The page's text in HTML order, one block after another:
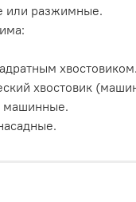
или разжимные.
хвостовиком.
хвостовик
машинные.